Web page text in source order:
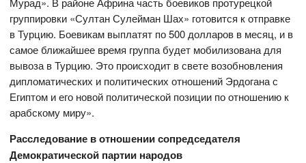
группировки «Султан Сулейман Шах» готовится к отправке
в Турцию. Боевикам выплатят по 500 долларов в месяц, и в
самое ближайшее время группа будет мобилизована для
вывоза в Турцию. Это происходит в свете возобновления
дипломатических и политических отношений Эрдогана с
Египтом и его новой политической позиции по отношению к
арабскому миру».
Расследование в отношении сопредседателя
Демократической партии народов